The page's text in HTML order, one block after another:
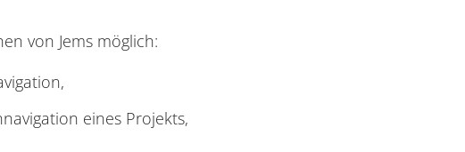
von Jems möglich:
eines Projekts,